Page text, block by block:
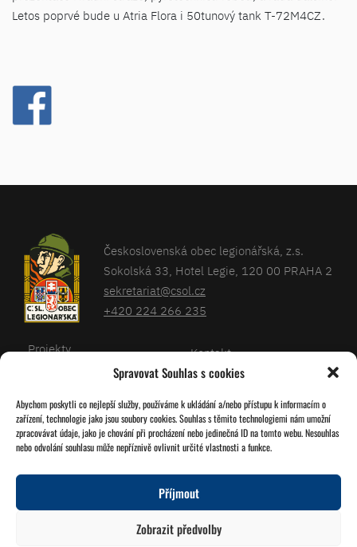
Spravovat Souhlas s cookies
Abychom poskytli co nejlepší služby, používáme k ukládání a/nebo přístupu k informacím o
zařízení, technologie jako jsou soubory cookies. Souhlas s těmito technologiemi nám umožní
zpracovávat údaje, jako je chování při procházení nebo jedinečná ID na tomto webu. Nesouhlas
nebo odvolání souhlasu může nepříznivě ovlivnit určité vlastnosti a funkce.
Příjmout
Zobrazit předvolby
Letos poprvé bude u Atria Flora i 50tunový tank T-72M4CZ.
Československá obec legionářská, z.s.
Sokolská 33, Hotel Legie, 120 00 PRAHA 2
sekretariat@csol.cz
+420 224 266 235
Sledujte nás!
Projekty
Kalendář
O nás
Kontakt
Databáze legionářů
Pro členy
Zásady cookies